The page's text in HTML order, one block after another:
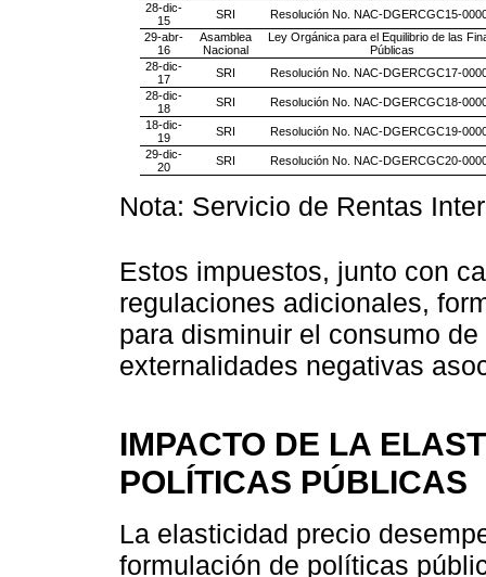
28-dic-
15
SRI
Resolución No. NAC-DGERCGC15-
29-abr-
16
Asamblea
Nacional
Ley Orgánica para el Equilibrio de las
Públicas
28-dic-
17
SRI
Resolución No. NAC-DGERCGC17-
28-dic-
18
SRI
Resolución No. NAC-DGERCGC18-
18-dic-
19
SRI
Resolución No. NAC-DGERCGC19-
29-dic-
20
SRI Resolución No. NAC-DGERCGC20-
Nota: Servicio de Rentas
Estos impuestos, junto con
regulaciones adicionales,
para disminuir el consumo
externalidades negativas
IMPACTO DE LA
POLÍTICAS PÚBLICAS
La elasticidad precio
formulación de políticas